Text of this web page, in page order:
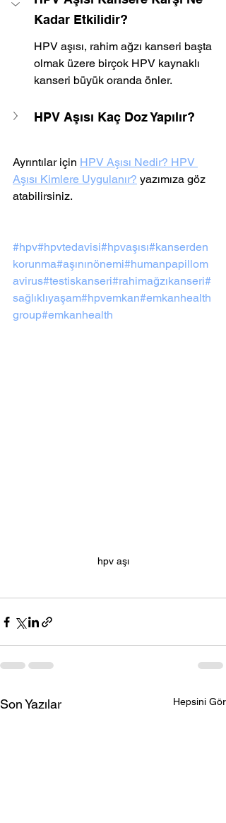
Kadar Etkilidir?
HPV aşısı, rahim ağzı kanseri başta
olmak üzere birçok HPV kaynaklı
kanseri büyük oranda önler.
HPV Aşısı Kaç Doz Yapılır?
Ayrıntılar için HPV Aşısı Nedir? HPV
Aşısı Kimlere Uygulanır? yazımıza göz
atabilirsiniz.
#hpv#hpvtedavisi#hpvaşısı#kanserden
korunma#aşınınönemi#humanpapillom
avirus#testiskanseri#rahimağzıkanseri#
sağlıklıyaşam#hpvemkan#emkanhealth
group#emkanhealth
hpv aşı
Son Yazılar Hepsini Gör